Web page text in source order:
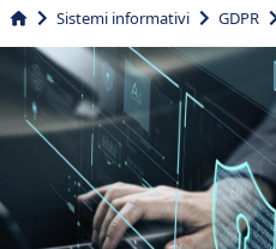
Sistemi informativi GDPR